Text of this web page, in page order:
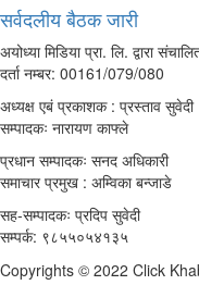
सर्वदलीय बैठक जारी
अयोध्या मिडिया प्रा. लि. द्वारा
दर्ता नम्बर: 00161/079/080
अध्यक्ष एबं प्रकाशक : प्रस्ताव सुवेदी
सम्पादकः नारायण काफ्ले
प्रधान सम्पादकः सनद अधिकारी
समाचार प्रमुख : अम्विका बन्जाडे
सह-सम्पादकः प्रदिप सुवेदी
सम्पर्क: ९८५५०५४१३५
Copyrights © 2022 Click